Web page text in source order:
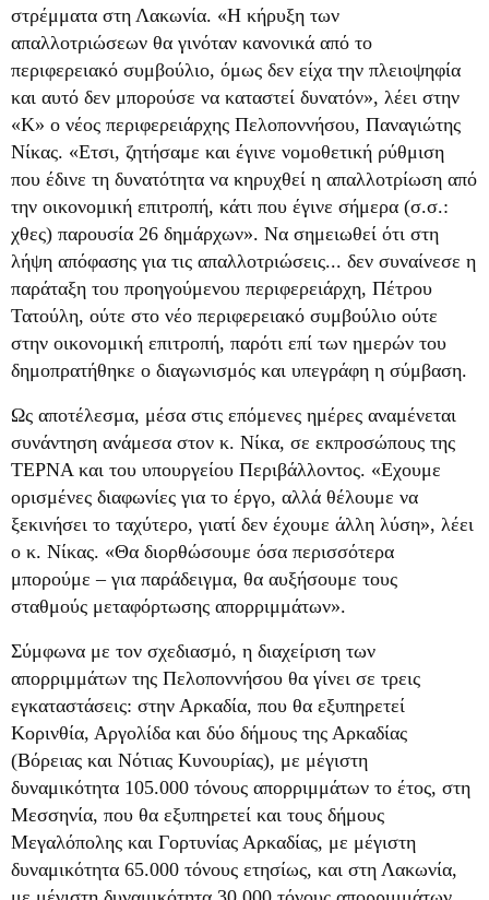
στρέμματα στη Λακωνία. «Η κήρυξη των
απαλλοτριώσεων θα γινόταν κανονικά από το
περιφερειακό συμβούλιο, όμως δεν είχα την πλειοψηφία
και αυτό δεν μπορούσε να καταστεί δυνατόν», λέει στην
«Κ» ο νέος περιφερειάρχης Πελοποννήσου, Παναγιώτης
Νίκας. «Ετσι, ζητήσαμε και έγινε νομοθετική ρύθμιση
που έδινε τη δυνατότητα να κηρυχθεί η απαλλοτρίωση από
την οικονομική επιτροπή, κάτι που έγινε σήμερα (σ.σ.:
χθες) παρουσία 26 δημάρχων». Να σημειωθεί ότι στη
λήψη απόφασης για τις απαλλοτριώσεις... δεν συναίνεσε η
παράταξη του προηγούμενου περιφερειάρχη, Πέτρου
Τατούλη, ούτε στο νέο περιφερειακό συμβούλιο ούτε
στην οικονομική επιτροπή, παρότι επί των ημερών του
δημοπρατήθηκε ο διαγωνισμός και υπεγράφη η σύμβαση.
Ως αποτέλεσμα, μέσα στις επόμενες ημέρες αναμένεται
συνάντηση ανάμεσα στον κ. Νίκα, σε εκπροσώπους της
ΤΕΡΝΑ και του υπουργείου Περιβάλλοντος. «Εχουμε
ορισμένες διαφωνίες για το έργο, αλλά θέλουμε να
ξεκινήσει το ταχύτερο, γιατί δεν έχουμε άλλη λύση», λέει
ο κ. Νίκας. «Θα διορθώσουμε όσα περισσότερα
μπορούμε – για παράδειγμα, θα αυξήσουμε τους
σταθμούς μεταφόρτωσης απορριμμάτων».
Σύμφωνα με τον σχεδιασμό, η διαχείριση των
απορριμμάτων της Πελοποννήσου θα γίνει σε τρεις
εγκαταστάσεις: στην Αρκαδία, που θα εξυπηρετεί
Κορινθία, Αργολίδα και δύο δήμους της Αρκαδίας
(Βόρειας και Νότιας Κυνουρίας), με μέγιστη
δυναμικότητα 105.000 τόνους απορριμμάτων το έτος, στη
Μεσσηνία, που θα εξυπηρετεί και τους δήμους
Μεγαλόπολης και Γορτυνίας Αρκαδίας, με μέγιστη
δυναμικότητα 65.000 τόνους ετησίως, και στη Λακωνία,